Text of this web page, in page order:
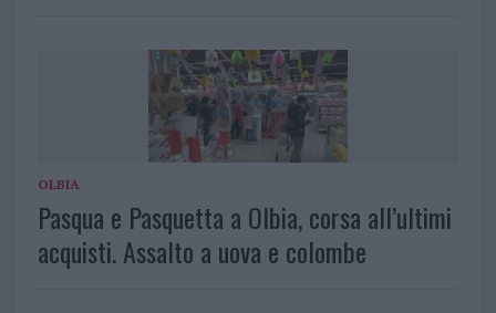
OLBIA
Pasqua e Pasquetta a Olbia, corsa all’ultimi
acquisti. Assalto a uova e colombe